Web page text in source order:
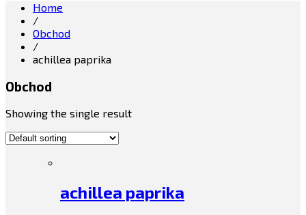
Home
/
Obchod
/
achillea paprika
Obchod
Showing the single result
achillea paprika